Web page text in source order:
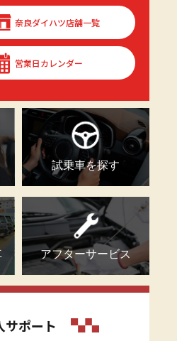
奈良ダイハツ店舗一覧
営業日カレンダー
試乗車を探す
アフターサービス
サポート